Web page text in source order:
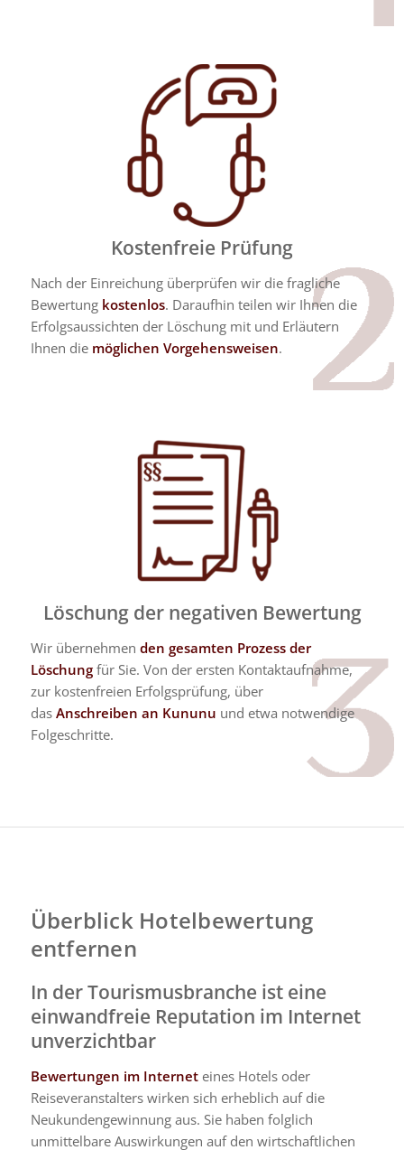
Kostenfreie Prüfung
Nach der Einreichung überprüfen wir die fragliche
Bewertung kostenlos. Daraufhin teilen wir Ihnen die
Erfolgsaussichten der Löschung mit und Erläutern
Ihnen die möglichen Vorgehensweisen.
Löschung der negativen Bewertung
Wir übernehmen den gesamten Prozess der
Löschungfür Sie. Von der ersten Kontaktaufnahme,
zur kostenfreien Erfolgsprüfung, über
das Anschreiben an Kununu und etwa notwendige
Folgeschritte.
Überblick Hotelbewertung
entfernen
In der Tourismusbranche ist eine
einwandfreie Reputation im Internet
unverzichtbar
Bewertungen im Interneteines Hotels oder
Reiseveranstalters wirken sich erheblich auf die
Neukundengewinnung aus. Sie haben folglich
unmittelbare Auswirkungen auf den wirtschaftlichen